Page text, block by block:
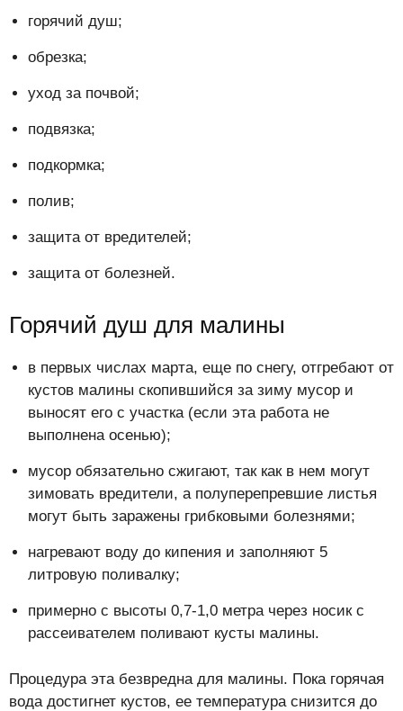
горячий душ;
обрезка;
уход за почвой;
подвязка;
подкормка;
полив;
защита от вредителей;
защита от болезней.
Горячий душ для малины
в первых числах марта, еще по снегу, отгребают от
кустов малины скопившийся за зиму мусор и
выносят его с участка (если эта работа не
выполнена осенью);
мусор обязательно сжигают, так как в нем могут
зимовать вредители, а полуперепревшие листья
могут быть заражены грибковыми болезнями;
нагревают воду до кипения и заполняют 5
литровую поливалку;
примерно с высоты 0,7-1,0 метра через носик с
рассеивателем поливают кусты малины.
Процедура эта безвредна для малины. Пока горячая
вода достигнет кустов, ее температура снизится до